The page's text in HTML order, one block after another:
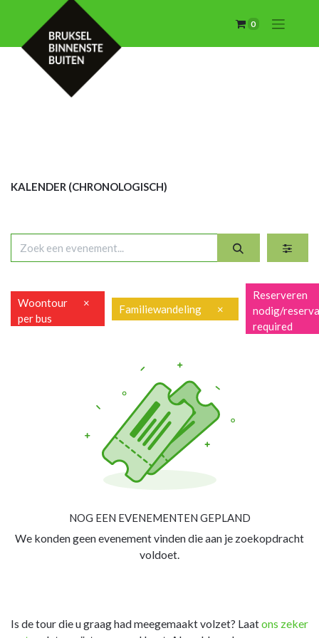
0
KALENDER (CHRONOLOGISCH)
Woontour
per bus
× Familiewandeling ×
Reserveren
nodig/
required
NOG EEN EVENEMENTEN GEPLAND
We konden geen evenement vinden die aan je zoekopdracht
voldoet.
Is de tour die u graag had meegemaakt volzet? Laatons zeker